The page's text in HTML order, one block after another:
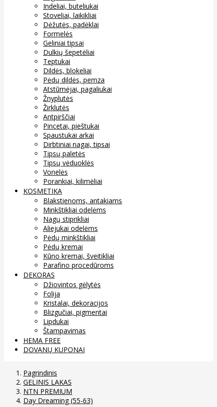
Indeliai, buteliukai
Stoveliai, laikikliai
Dėžutės, padėklai
Formelės
Geliniai tipsai
Dulkių šepetėliai
Teptukai
Dildės, blokeliai
Pėdų dildės, pemza
Atstūmėjai, pagaliukai
Žnyplutės
Žirklutės
Antpirščiai
Pincetai, pieštukai
Spaustukai arkai
Dirbtiniai nagai, tipsai
Tipsų paletės
Tipsų vėduoklės
Vonelės
Porankiai, kilimėliai
KOSMETIKA
Blakstienoms, antakiams
Minkštikliai odelėms
Nagų stiprikliai
Aliejukai odelėms
Pėdų minkštikliai
Pėdų kremai
Kūno kremai, šveitikliai
Parafino procedūroms
DEKORAS
Džiovintos gėlytės
Folija
Kristalai, dekoracijos
Blizgučiai, pigmentai
Lipdukai
Štampavimas
HEMA FREE
DOVANŲ KUPONAI
Pagrindinis
GELINIS LAKAS
NTN PREMIUM
Day Dreaming (55-63)